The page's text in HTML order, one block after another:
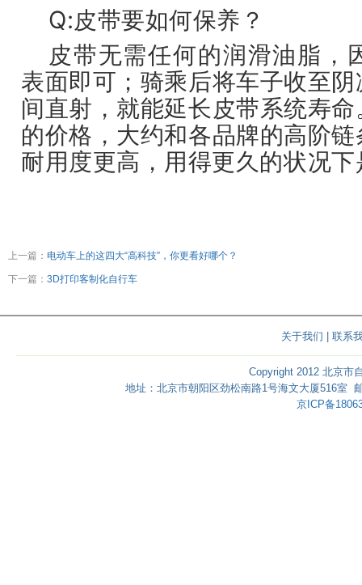
Q:皮带要如何保养？
皮带无需任何的润滑油脂，
表面即可；骑乘后将车子收至
间直射，就能延长皮带系统寿
的价格，大约和各品牌的高阶
耐用度更高，用得更久的状况
上一篇： 电动车上的这四大“高科技”，你更看好哪个？
下一篇： 3D打印客制化自行车
关于我们 联系
Copyright 2012 北京市
地址：北京市朝阳区劲松南路1号海文大厦516
京ICP备